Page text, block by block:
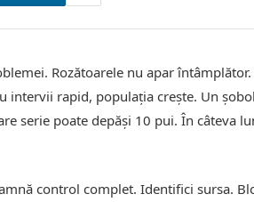
Rozătoarele nu apar întâmplător.
intervii rapid, populația crește. Un
serie poate depăși 10 pui. În câteva
control complet. Identifici sursa.